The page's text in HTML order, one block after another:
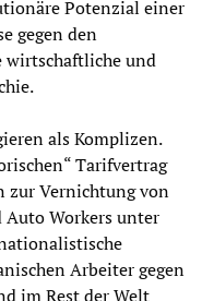
Potenzial einer
gegen den
wirtschaftliche und
als Komplizen.
Tarifvertrag
zur Vernichtung von
Workers unter
Arbeiter gegen
im Rest der Welt